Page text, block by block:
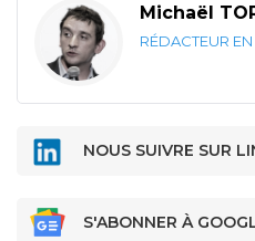
Michaël
RÉDACTEUR
NOUS SUIVRE SUR
S'ABONNER À